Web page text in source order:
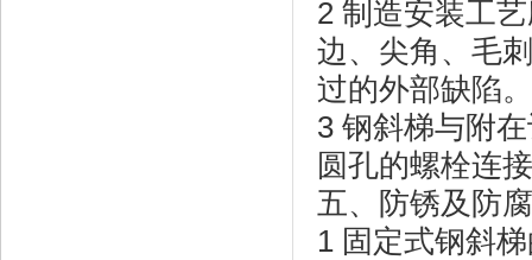
2 制造安装工
边、尖角、毛
过的外部缺陷。
3 钢斜梯与附
圆孔的螺栓连
五、防锈及防
1 固定式钢斜